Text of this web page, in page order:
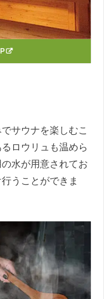
サウナを楽しむこ
ロウリュも温めら
⽔が用意されてお
うことができま